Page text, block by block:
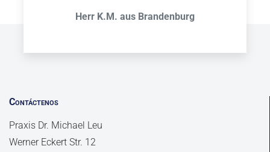
Herr K.M. aus Brandenburg
Contáctenos
Praxis Dr. Michael Leu
Werner Eckert Str. 12